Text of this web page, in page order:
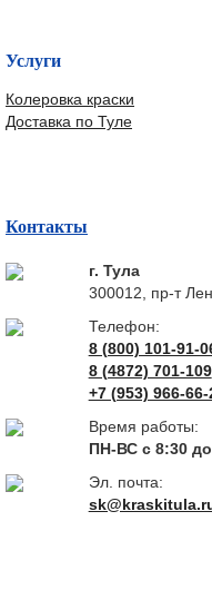
Услуги
Колеровка краски
Доставка по Туле
Контакты
г. Тула
300012, пр-т
Телефон:
8 (800) 101-91-
8 (4872) 701-109
+7 (953) 966-66-
Время работы:
ПН-ВС с 8:30
Эл. почта: